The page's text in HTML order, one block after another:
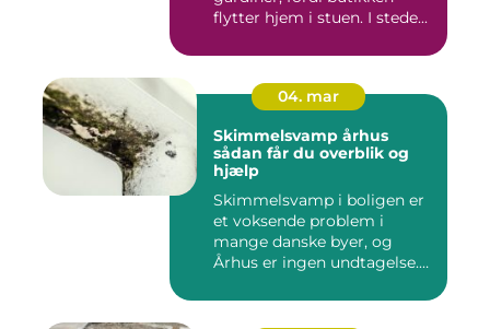
flytter hjem i stuen. I stede...
04. mar
Skimmelsvamp århus
sådan får du overblik og
hjælp
Skimmelsvamp i boligen er
et voksende problem i
mange danske byer, og
Århus er ingen undtagelse.